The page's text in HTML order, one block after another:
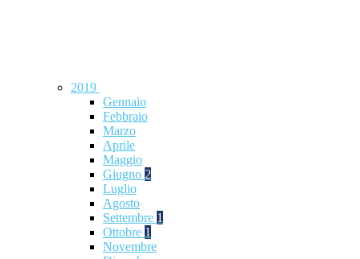
2019
Gennaio
Febbraio
Marzo
Aprile
Maggio
Giugno 2
Luglio
Agosto
Settembre 1
Ottobre 1
Novembre